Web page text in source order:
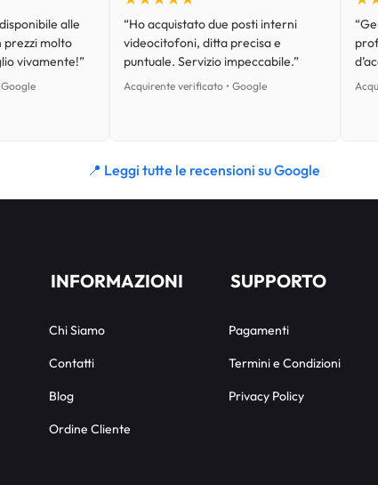
alle
prezzi molto
vivamente!”
“Ho acquistato due posti interni
videocitofoni, ditta precisa e
puntuale. Servizio impeccabile.”
Acquirente verificato • Google
📍 Leggi tutte le recensioni su Google
INFORMAZIONI
Chi Siamo
Contatti
Blog
Ordine Cliente
SUPPORTO
Pagamenti
Termini e Condizioni
Privacy Policy